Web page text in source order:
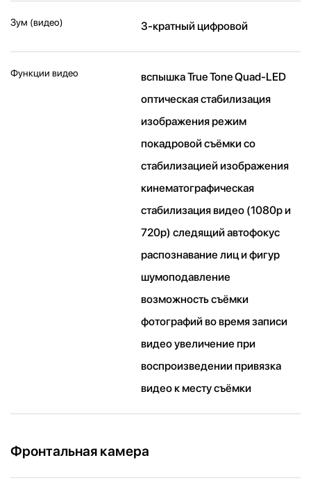
Зум (видео) 3-кратный цифровой
Функции видео
вспышка True Tone Quad-LED
оптическая стабилизация
изображения режим
покадровой съёмки со
стабилизацией изображения
кинематографическая
стабилизация видео (1080p и
720p) следящий автофокус
распознавание лиц и фигур
шумоподавление
возможность съёмки
фотографий во время записи
видео увеличение при
воспроизведении привязка
видео к месту съёмки
Фронтальная камера